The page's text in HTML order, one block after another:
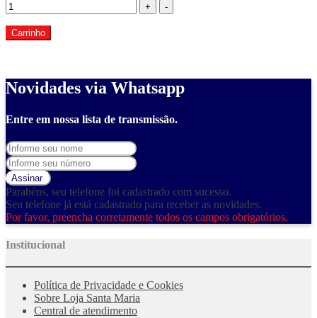
+ -
Carrinho
Novidades via Whatsapp
Entre em nossa lista de transmissão.
Assinar
Parabéns, seu telefone foi cadastrado com sucesso.
Seu telefone já está cadastrado para receber as novidades.
Por favor, preencha corretamente todos os campos obrigatórios.
Institucional
Política de Privacidade e Cookies
Sobre Loja Santa Maria
Central de atendimento